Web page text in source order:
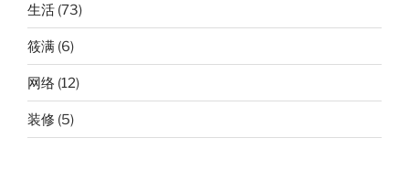
生活 (73)
筱满 (6)
网络 (12)
装修 (5)